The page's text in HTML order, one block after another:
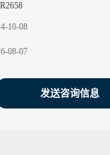
10-08
08-07
发送咨询信息